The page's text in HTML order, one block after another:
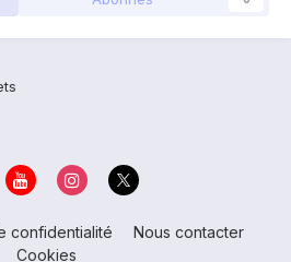
confidentialité
Nous contacter
Cookies